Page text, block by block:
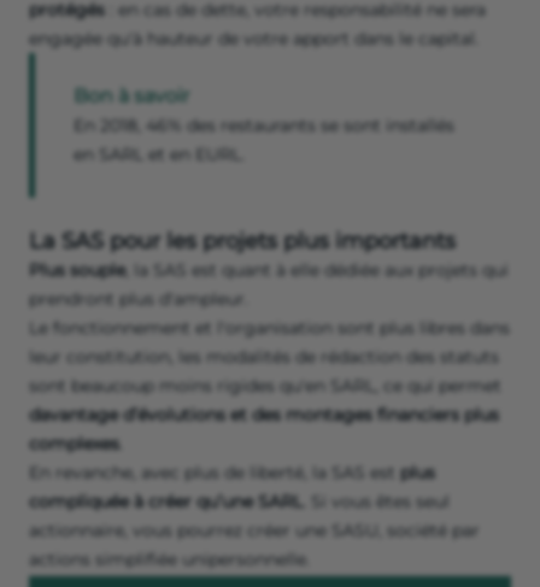
protégés : en cas de dette, votre responsabilité ne sera
engagée qu'à hauteur de votre apport dans le capital.
Bon à savoir
En 2018, 46% des restaurants se sont installés
en SARL et en EURL.
La SAS pour les projets plus importants
Plus souple, la SAS est quant à elle dédiée aux projets qui
prendront plus d'ampleur.
Le fonctionnement et l'organisation sont plus libres dans
leur constitution, les modalités de rédaction des statuts
sont beaucoup moins rigides qu'en SARL, ce qui permet
davantage d’évolutions et des montages financiers plus
complexes.
En revanche, avec plus de liberté, la SAS est plus
compliquée à créer qu’une SARL . Si vous êtes seul
actionnaire, vous pourrez créer une SASU, société par
actions simplifiée unipersonnelle.